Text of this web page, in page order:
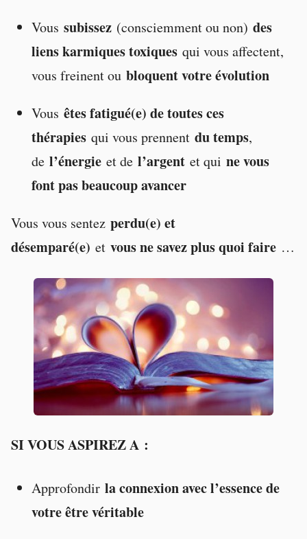
Voussubissez (consciemment ou non)des
liens karmiques toxiques qui vous affectent,
vous freinent oubloquent votre évolution
Vousêtes fatigué(e) de toutes ces
thérapies qui vous prennentdu temps,
del’énergie et del’argentet quine vous
font pas beaucoup avancer
Vous vous sentez perdu(e) et
désemparé(e) et vous ne savez plus quoi faire …
SI VOUS ASPIREZ A :
Approfondirla connexion avec l’essence de
votre être véritable